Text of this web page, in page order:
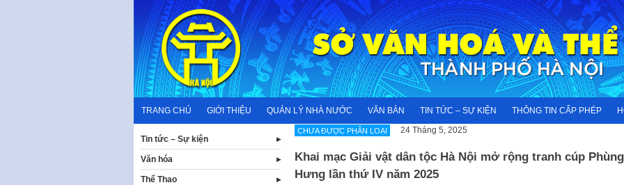
content
TRANG CHỦ GIỚI THIỆU QUẢN LÝ NHÀ NƯỚC VĂN BẢN TIN TỨC – SỰ KIỆN THÔNG TIN CẤP PHÉP
CHƯA ĐƯỢC PHÂN LOẠI 24 Tháng 5, 2025
Khai mạc Giải vật dân tộc Hà Nội mở rộng tranh cúp Phùng
Hưng lần thứ IV năm 2025
Tin tức – Sự kiện
Văn hóa
Thể Thao